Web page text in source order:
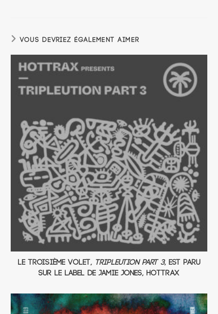
VOUS DEVRIEZ ÉGALEMENT AIMER
Le troisième volet, Tripleution Part 3, est paru
sur le label de Jamie Jones, Hottrax